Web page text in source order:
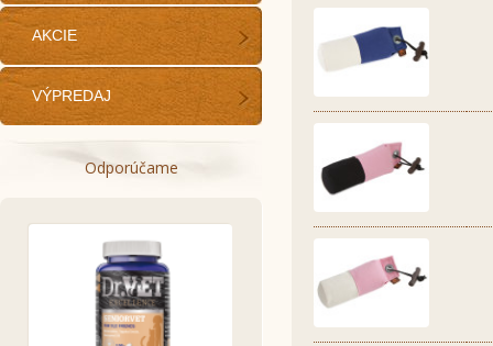
AKCIE
VÝPREDAJ
Odporúčame